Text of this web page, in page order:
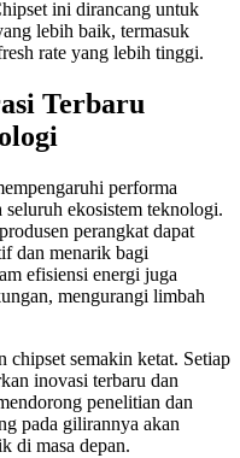
ini dirancang untuk
lebih baik, termasuk
rate yang lebih tinggi.
Terbaru
performa
seluruh ekosistem teknologi.
perangkat dapat
dan menarik bagi
efisiensi energi juga
mengurangi limbah
chipset semakin ketat. Setiap
inovasi terbaru dan
penelitian dan
pada gilirannya akan
di masa depan.